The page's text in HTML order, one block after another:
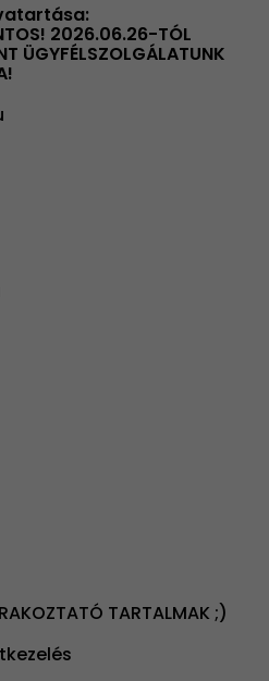
2026.06.26-TÓL
ÜGYFÉLSZOLGÁLATUNK
TARTALMAK ;)